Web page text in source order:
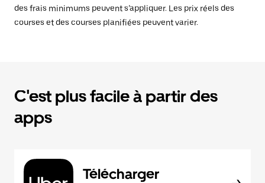
des frais minimums peuvent s’appliquer. Les prix réels des
courses et des courses planifiées peuvent varier.
C'est plus facile à partir des
apps
Télécharger